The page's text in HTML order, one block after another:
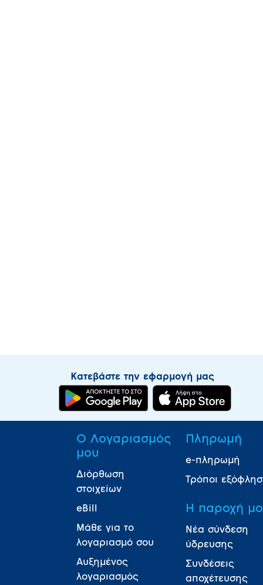
Κατεβάστε την εφαρμογή μας
Ο Λογαριασμός
μου
Διόρθωση
στοιχείων
eBill
Μάθε για το
λογαριασμό σου
Αυξημένος
λογαριασμός
Πληρωμή
e-πληρωμή
Τρόποι
Η παροχή
Νέα σύνδεση
ύδρευσης
Συνδέσεις
αποχέτευσης